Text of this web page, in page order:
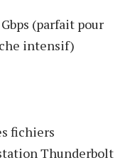
(parfait pour
intensif)
fichiers
Thunderbolt